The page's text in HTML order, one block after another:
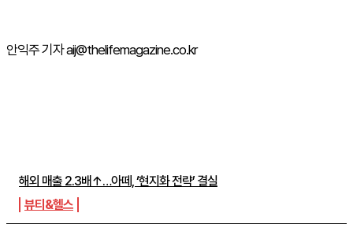
해외 매출 2.3배↑…아떼, ‘현지화 전략’ 결실
뷰티&헬스
안익주 기자 aij@thelifemagazine.co.kr